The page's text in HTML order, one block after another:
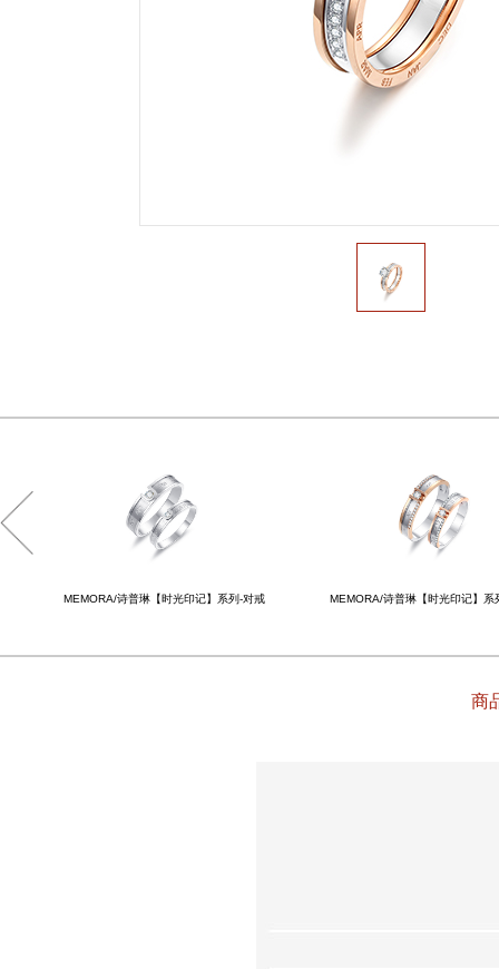
MEMORA/诗普琳【时光印记】系列-对戒 MEMORA/诗普琳【时光印记】系
商